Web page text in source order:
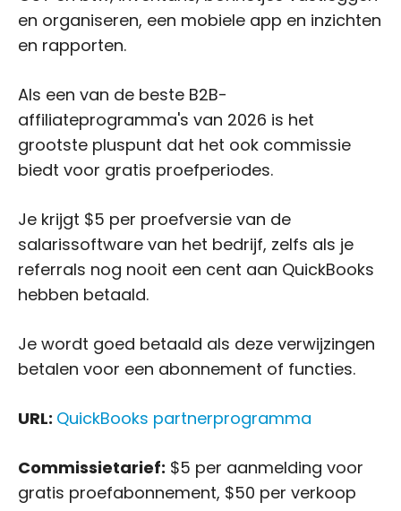
en organiseren, een mobiele app en inzichten
en rapporten.
Als een van de beste B2B-
affiliateprogramma's van 2026 is het
grootste pluspunt dat het ook commissie
biedt voor gratis proefperiodes.
Je krijgt $5 per proefversie van de
salarissoftware van het bedrijf, zelfs als je
referrals nog nooit een cent aan QuickBooks
hebben betaald.
Je wordt goed betaald als deze verwijzingen
betalen voor een abonnement of functies.
URL: QuickBooks partnerprogramma
Commissietarief: $5 per aanmelding voor
gratis proefabonnement, $50 per verkoop